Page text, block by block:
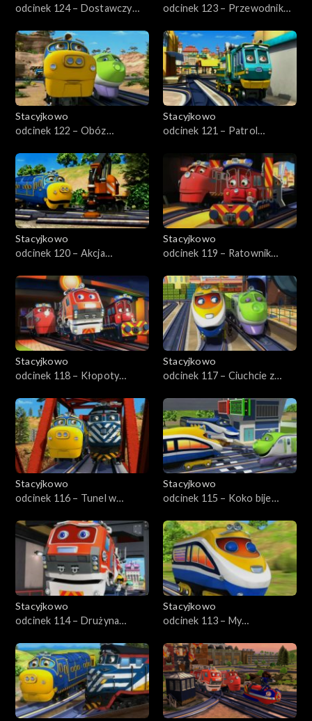
odcinek 124 – Dostawczy
odcinek 123 – Przewodnik
Stacyjkowo
odcinek 122 – Obóz
Stacyjkowo
odcinek 121 – Patrol
Stacyjkowo
odcinek 120 – Akcja
Stacyjkowo
odcinek 119 – Ratownik
Stacyjkowo
odcinek 118 – Kłopoty
Stacyjkowo
odcinek 117 – Ciuchcie z
Stacyjkowo
odcinek 116 – Tunel w
Stacyjkowo
odcinek 115 – Koko bije
Stacyjkowo
odcinek 114 – Drużyna
Stacyjkowo
odcinek 113 – My